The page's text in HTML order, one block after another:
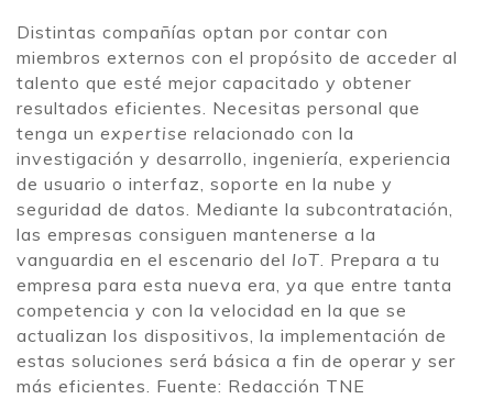
Distintas compañías optan por contar con
miembros externos con el propósito de acceder al
talento que esté mejor capacitado y obtener
resultados eficientes. Necesitas personal que
tenga un expertise relacionado con la
investigación y desarrollo, ingeniería, experiencia
de usuario o interfaz, soporte en la nube y
seguridad de datos. Mediante la subcontratación,
las empresas consiguen mantenerse a la
vanguardia en el escenario del IoT. Prepara a tu
empresa para esta nueva era, ya que entre tanta
competencia y con la velocidad en la que se
actualizan los dispositivos, la implementación de
estas soluciones será básica a fin de operar y ser
más eficientes. Fuente: Redacción TNE